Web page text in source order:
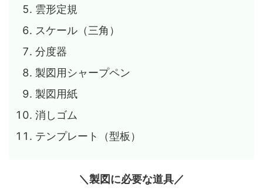
雲形定規
スケール（三角）
分度器
製図用シャープペン
製図用紙
消しゴム
テンプレート（型板）
＼製図に必要な道具／